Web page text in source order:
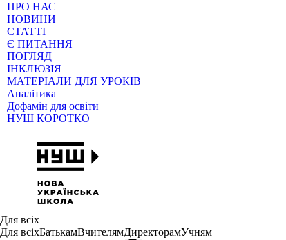
ПРО НАС
НОВИНИ
СТАТТІ
Є ПИТАННЯ
ПОГЛЯД
ІНКЛЮЗІЯ
МАТЕРІАЛИ ДЛЯ УРОКІВ
Аналітика
Дофамін для освіти
НУШ КОРОТКО
Для всіх
Для всіхБатькамВчителямДиректорамУчням